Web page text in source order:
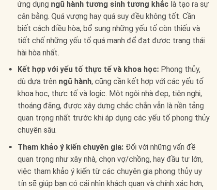
ứng dụng ngũ hành tương sinh tương khắc là tạo ra sự
cân bằng. Quá vượng hay quá suy đều không tốt. Cần
biết cách điều hòa, bổ sung những yếu tố còn thiếu và
tiết chế những yếu tố quá mạnh để đạt được trạng thái
hài hòa nhất.
Kết hợp với yếu tố thực tế và khoa học:Phong thủy,
dù dựa trên ngũ hành, cũng cần kết hợp với các yếu tố
khoa học, thực tế và logic. Một ngôi nhà đẹp, tiện nghi,
thoáng đãng, được xây dựng chắc chắn vẫn là nền tảng
quan trọng nhất trước khi áp dụng các yếu tố phong thủy
chuyên sâu.
Tham khảo ý kiến chuyên gia:Đối với những vấn đề
quan trọng như xây nhà, chọn vợ/chồng, hay đầu tư lớn,
việc tham khảo ý kiến từ các chuyên gia phong thủy uy
tín sẽ giúp bạn có cái nhìn khách quan và chính xác hơn,